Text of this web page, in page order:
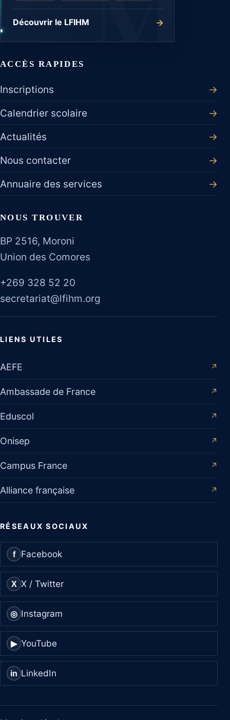
Découvrir le LFIHM →
ACCÈS RAPIDES
Inscriptions
→
Calendrier scolaire
→
Actualités
→
Nous contacter
→
Annuaire des services
→
NOUS TROUVER
BP 2516, Moroni
Union des Comores
+269 328 52 20
secretariat@lfihm.org
LIENS UTILES
AEFE ↗
Ambassade de France ↗
Eduscol ↗
Onisep ↗
Campus France ↗
Alliance française ↗
RÉSEAUX SOCIAUX
f Facebook
X X / Twitter
◎ Instagram
▶ YouTube
in LinkedIn